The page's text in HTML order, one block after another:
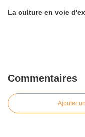
La culture en voie
Commentaires
Ajouter